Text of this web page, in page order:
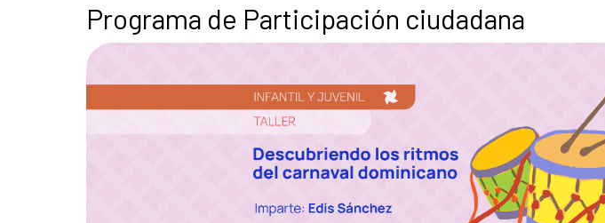
Programa de Participación ciudadana